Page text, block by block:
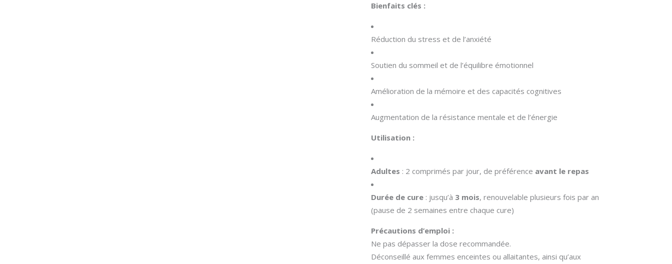
Bienfaits clés :
Réduction du stress et de l’anxiété
Soutien du sommeil et de l’équilibre émotionnel
Amélioration de la mémoire et des capacités cognitives
Augmentation de la résistance mentale et de l’énergie
Utilisation :
Adultes : 2 comprimés par jour, de préférence avant le repas
Durée de cure : jusqu’à 3 mois, renouvelable plusieurs fois par an
(pause de 2 semaines entre chaque cure)
Précautions d’emploi :
Ne pas dépasser la dose recommandée.
Déconseillé aux femmes enceintes ou allaitantes, ainsi qu’aux